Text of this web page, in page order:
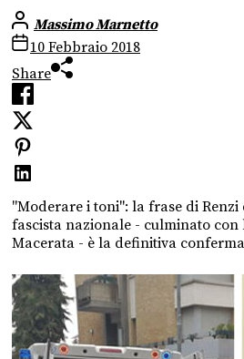
Massimo Marnetto
10 Febbraio 2018
Share
"Moderare i toni": la frase di
fascista nazionale - culminato
Macerata - è la definitiva